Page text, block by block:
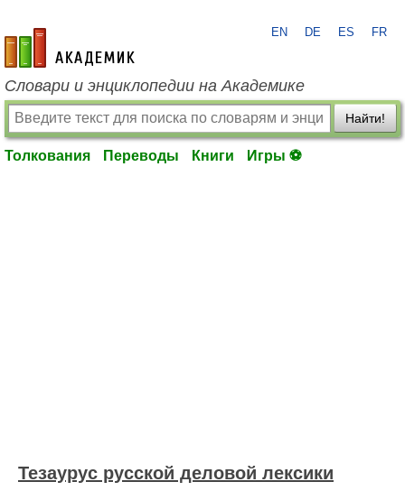
academic.ru
EN DE ES FR
Словари и энциклопедии на Академике
Найти!
Толкования Переводы Книги Игры ⚽
Тезаурус русской деловой лексики